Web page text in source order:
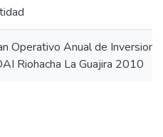
Operativo Anual de
Riohacha La Guajira 2010